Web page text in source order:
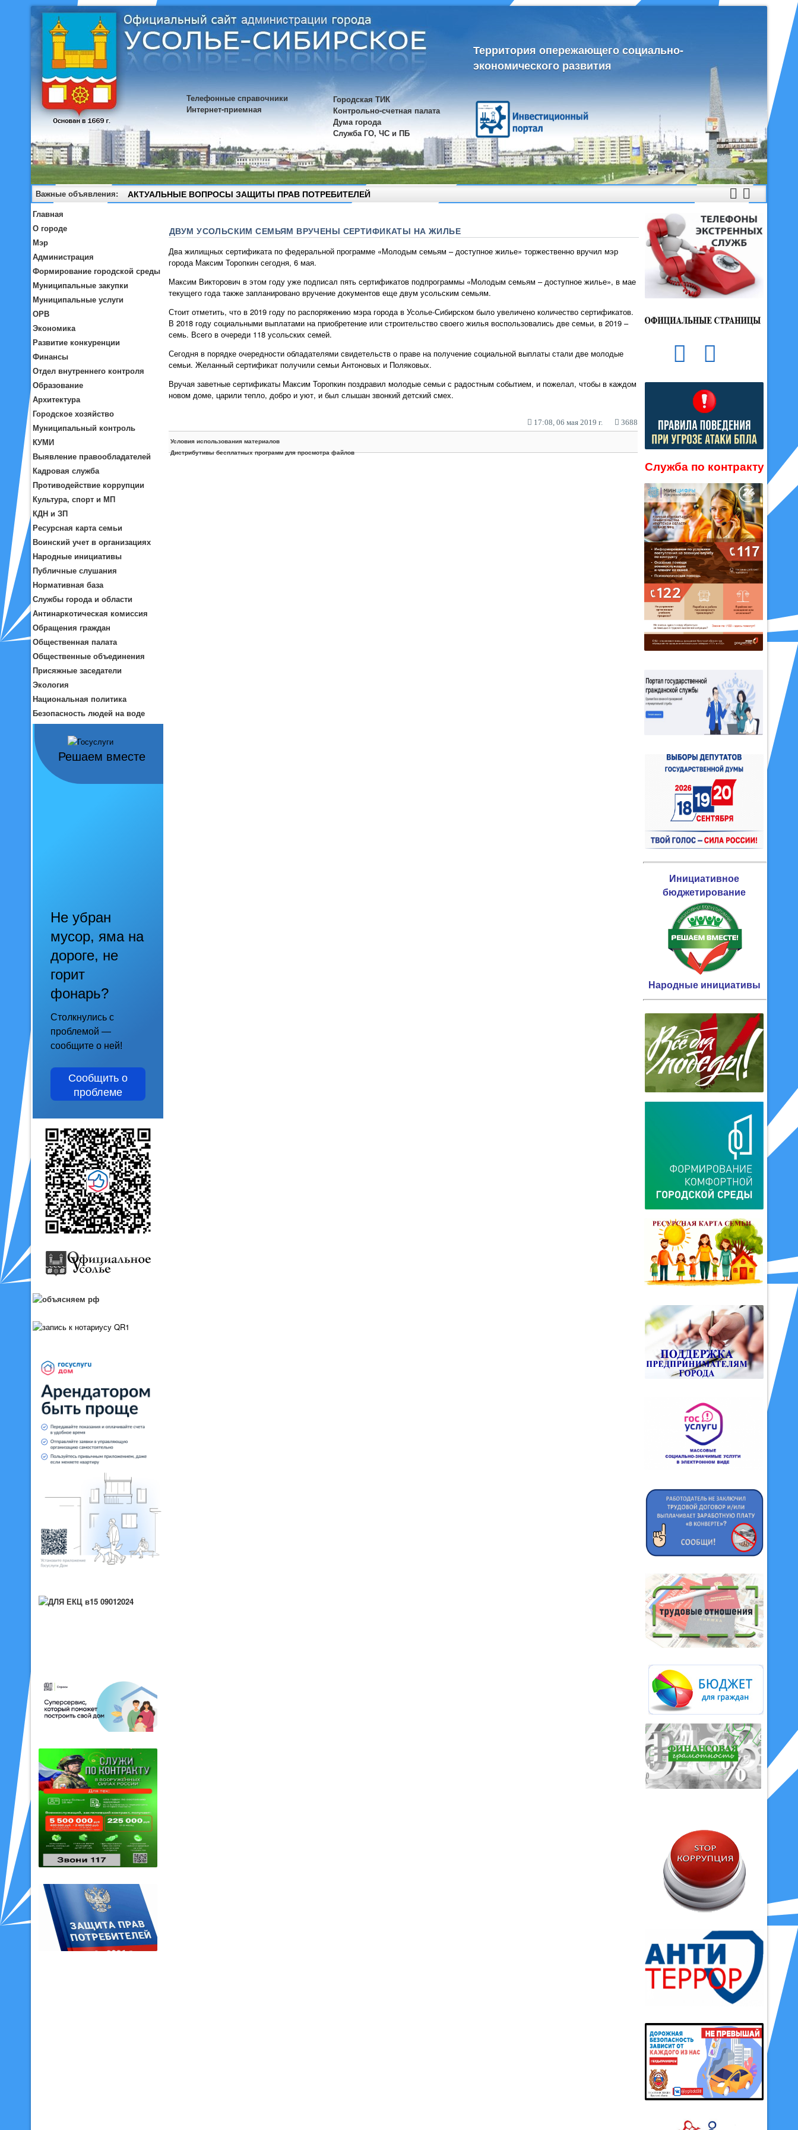
Территория опережающего социально-
экономического развития
Телефонные справочники
Интернет-приемная
Городская ТИК
Контрольно-счетная палата
Дума города
Служба ГО, ЧС и ПБ
Важные объявления: АКТУАЛЬНЫЕ ВОПРОСЫ ЗАЩИТЫ ПРАВ ПОТРЕБИТЕЛЕЙ
Главная
О городе
Мэр
Администрация
Формирование городской среды
Муниципальные закупки
Муниципальные услуги
ОРВ
Экономика
Развитие конкуренции
Финансы
Отдел внутреннего контроля
Образование
Архитектура
Городское хозяйство
Муниципальный контроль
КУМИ
Выявление правообладателей
Кадровая служба
Противодействие коррупции
Культура, спорт и МП
КДН и ЗП
Ресурсная карта семьи
Воинский учет в организациях
Народные инициативы
Публичные слушания
Нормативная база
Службы города и области
Антинаркотическая комиссия
Обращения граждан
Общественная палата
Общественные объединения
Присяжные заседатели
Экология
Национальная политика
Безопасность людей на воде
Решаем вместе
Не убран
мусор, яма на
дороге, не
горит
фонарь?
Столкнулись с
проблемой —
сообщите о ней!
Сообщить о
проблеме
ДВУМ УСОЛЬСКИМ СЕМЬЯМ ВРУЧЕНЫ СЕРТИФИКАТЫ НА ЖИЛЬЕ
Два жилищных сертификата по федеральной программе «Молодым семьям – доступное жилье» торжественно вручил мэр
города Максим Торопкин сегодня, 6 мая.
Максим Викторович в этом году уже подписал пять сертификатов подпрограммы «Молодым семьям – доступное жилье», в мае
текущего года также запланировано вручение документов еще двум усольским семьям.
Стоит отметить, что в 2019 году по распоряжению мэра города в Усолье-Сибирском было увеличено количество сертификатов.
В 2018 году социальными выплатами на приобретение или строительство своего жилья воспользовались две семьи, в 2019 –
семь. Всего в очереди 118 усольских семей.
Сегодня в порядке очередности обладателями свидетельств о праве на получение социальной выплаты стали две молодые
семьи. Желанный сертификат получили семьи Антоновых и Поляковых.
Вручая заветные сертификаты Максим Торопкин поздравил молодые семьи с радостным событием, и пожелал, чтобы в каждом
новом доме, царили тепло, добро и уют, и был слышан звонкий детский смех.
17:08, 06 мая 2019 г. 3688
Условия использования материалов
Дистрибутивы бесплатных программ для просмотра файлов
Служба по контракту
Инициативное
бюджетирование
Народные инициативы